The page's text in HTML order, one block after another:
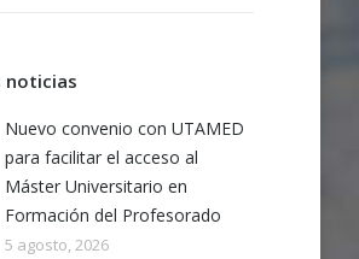
noticias
Nuevo convenio con UTAMED
para facilitar el acceso al
Máster Universitario en
Formación del Profesorado
5 agosto, 2026